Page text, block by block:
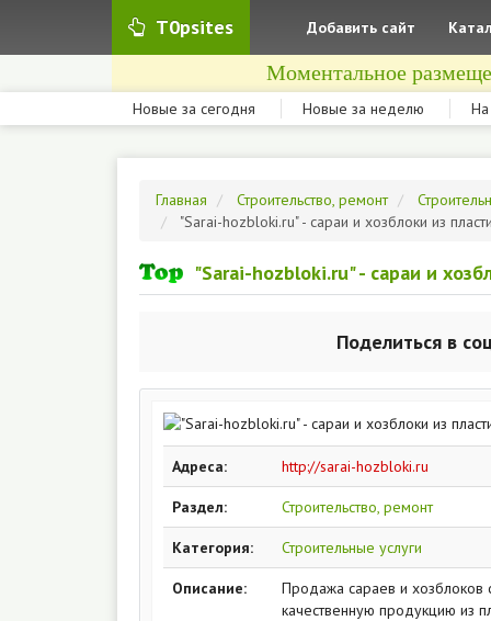
T0psites Добавить сайт
Моментальное
Новые за сегодня Новые за неделю
Главная Строительство, ремонт
"Sarai-hozbloki.ru" - сараи и хозблоки из
"Sarai-hozbloki.ru" - сараи и
Поделиться в
Адреса: http://sarai-hozbloki.ru
Раздел: Строительство, ремонт
Категория: Строительные услуги
Описание:
Продажа сараев и хозблоков
качественную продукцию из